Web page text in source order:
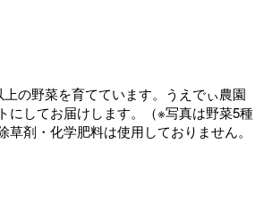
の野菜を育てています。うえでぃ農園
にしてお届けします。（※写真は野菜5種
剤・化学肥料は使用しておりません。